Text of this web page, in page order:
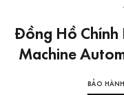
Đồng Hồ Chính
Machine
BẢO HÀNH